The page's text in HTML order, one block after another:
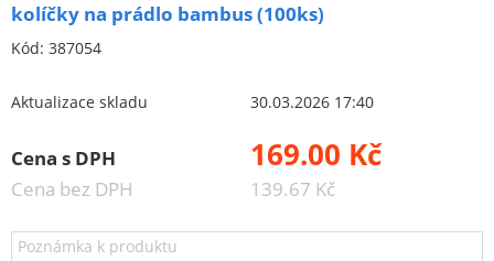
Spojovací materiál - sklad Louny
Spojovací materiál Hašpl
Dedra nářadí
Cenové akce
kolíčky na prádlo bambus (100ks)
Kód: 387054
Aktualizace skladu 30.03.2026 17:40
Cena s DPH 169.00 Kč
Cena bez DPH 139.67 Kč